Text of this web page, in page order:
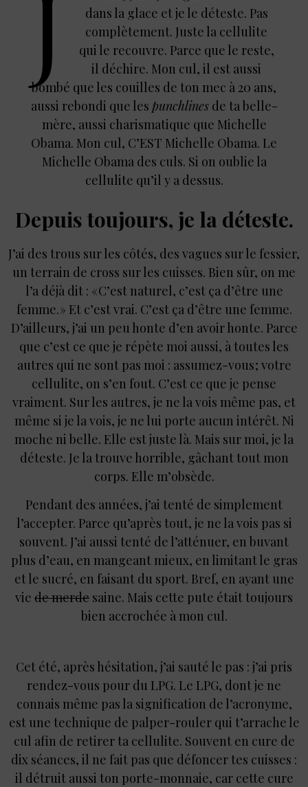
dans la glace et je le déteste. Pas
complètement. Juste la cellulite
qui le recouvre. Parce que le reste,
il déchire. Mon cul, il est aussi
bombé que les couilles de ton mec à 20 ans,
aussi rebondi que les punchlinesde ta belle-
mère, aussi charismatique que Michelle
Obama. Mon cul, C’EST Michelle Obama. Le
Michelle Obama des culs. Si on oublie la
cellulite qu’il y a dessus.
Depuis toujours, je la déteste.
J’ai des trous sur les côtés, des vagues sur le fessier,
un terrain de cross sur les cuisses. Bien sûr, on me
l’a déjà dit : « C’est naturel, c’est ça d’être une
femme. » Et c’est vrai. C’est ça d’être une femme.
D’ailleurs, j’ai un peu honte d’en avoir honte. Parce
que c’est ce que je répète moi aussi, à toutes les
autres qui ne sont pas moi : assumez-vous ; votre
cellulite, on s’en fout. C’est ce que je pense
vraiment. Sur les autres, je ne la vois même pas, et
même si je la vois, je ne lui porte aucun intérêt. Ni
moche ni belle. Elle est juste là. Mais sur moi, je la
déteste. Je la trouve horrible, gâchant tout mon
corps. Elle m’obsède.
Pendant des années, j’ai tenté de simplement
l’accepter. Parce qu’après tout, je ne la vois pas si
souvent. J’ai aussi tenté de l’atténuer, en buvant
plus d’eau, en mangeant mieux, en limitant le gras
et le sucré, en faisant du sport. Bref, en ayant une
vie de merde saine. Mais cette pute était toujours
bien accrochée à mon cul.
Cet été, après hésitation, j’ai sauté le pas : j’ai pris
rendez-vous pour du LPG. Le LPG, dont je ne
connais même pas la signification de l’acronyme,
est une technique de palper-rouler qui t’arrache le
cul afin de retirer ta cellulite. Souvent en cure de
dix séances, il ne fait pas que défoncer tes cuisses :
il détruit aussi ton porte-monnaie, car cette cure